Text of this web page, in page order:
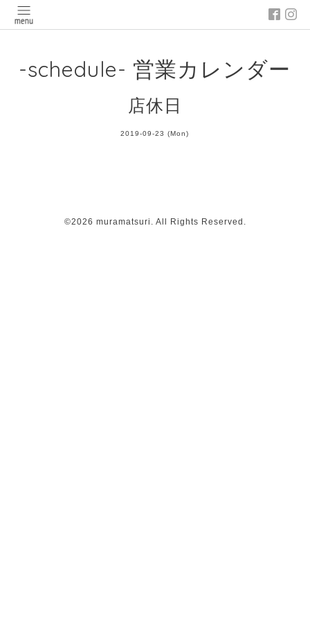
-schedule- 営業カレンダー
店休日
2019-09-23 (Mon)
©2026 muramatsuri . All Rights Reserved.